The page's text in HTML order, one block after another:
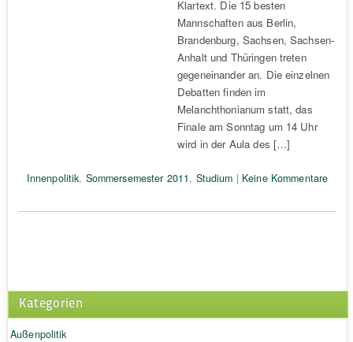
Klartext. Die 15 besten
Mannschaften aus Berlin,
Brandenburg, Sachsen, Sachsen-
Anhalt und Thüringen treten
gegeneinander an. Die einzelnen
Debatten finden im
Melanchthonianum statt, das
Finale am Sonntag um 14 Uhr
wird in der Aula des […]
Innenpolitik, Sommersemester 2011, Studium | Keine Kommentare
Kategorien
Außenpolitik